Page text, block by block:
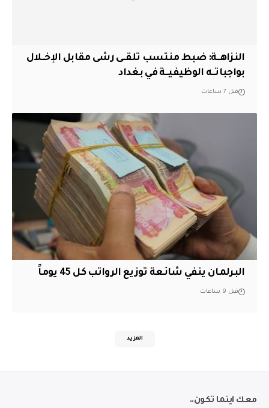
النزاهــة: ضبط منتسب تلقــى رشى مقابل الإخــلال
بواجباتــه الوظيفيــة في بغداد
قبل 7 ساعات
البرلمان ينفي شائعة توزيع الرواتب كل 45 يوماً
قبل 9 ساعات
المزيد
معك اينما تكون..